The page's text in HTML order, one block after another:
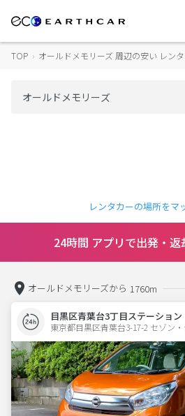
TOP › オールドメモリーズ 周辺の安い レン
レンタカーの場所をマ
24時間 アプリで出発・
オールドメモリーズから 1760m
目黒区青葉台3丁目ステーション
東京都目黒区青葉台3-17-2 セゾン